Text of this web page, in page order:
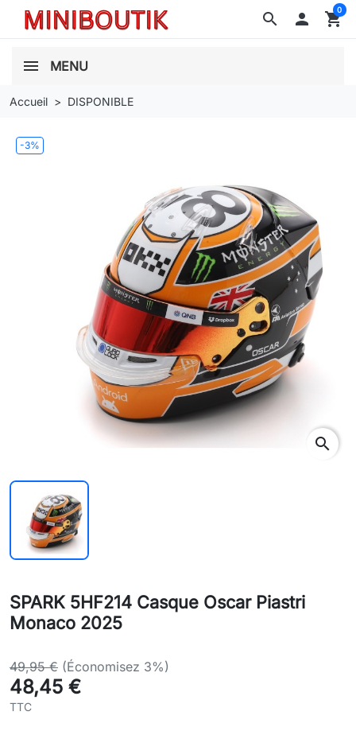
search  shopping_cart
0
MENU
Accueil DISPONIBLE
-3%
search
SPARK 5HF214 Casque Oscar Piastri
Monaco 2025
49,95 € (Économisez 3%)
48,45 €
TTC